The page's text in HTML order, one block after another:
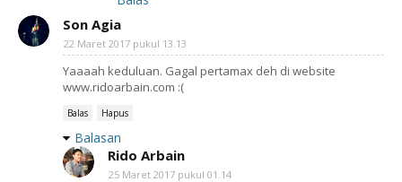
Son Agia
22 Maret 2017 pukul 13.13
Yaaaah keduluan. Gagal pertamax deh di website
www.ridoarbain.com :(
Balas Hapus
Balasan
Rido Arbain
25 Maret 2017 pukul 01.14